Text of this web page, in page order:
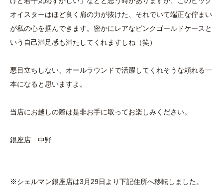
オイスターはほど良く肩の力が抜けた、それでいて端正な佇まい
が私の心を掴んできます。密かにレアなピンクゴールドケースと
いう自己満足感も満たしてくれますしね（笑）
悪目立ちしない、オールラウンドで活躍してくれそうな頼れる一
本になると思いますよ。
当店にお越しの際は是非お手に取ってお楽しみください。
銀座店 中野
※シェルマン銀座店は3月29日より下記住所へ移転しました。